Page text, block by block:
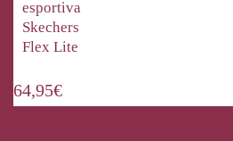
esportiva
Skechers
Flex Lite
64,95€